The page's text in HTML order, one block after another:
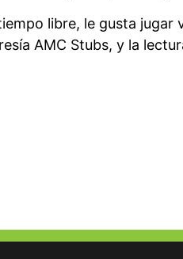
libre, le gusta jugar
AMC Stubs, y la